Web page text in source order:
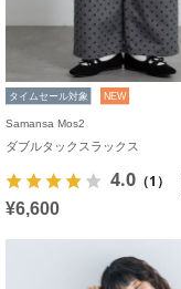
タイムセール対象 NEW
Samansa Mos2
ダブルタックスラックス
4.0 （1）
¥6,600